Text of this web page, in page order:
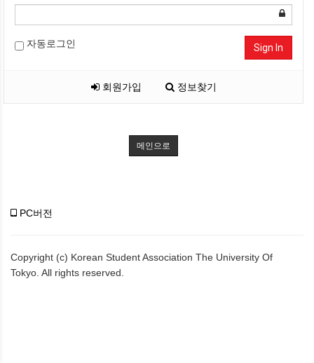
자동로그인 Sign In
회원가입 정보찾기
메인으로
PC버전
Copyright (c) Korean Student Association The University Of
Tokyo. All rights reserved.